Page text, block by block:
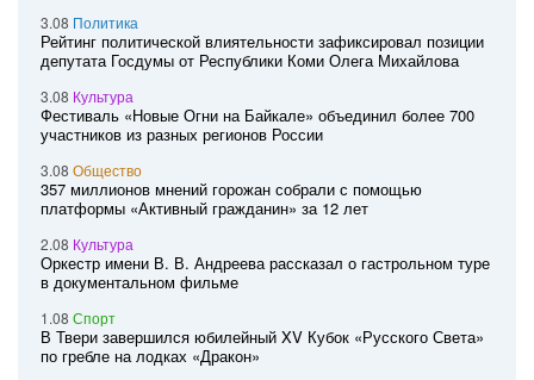
3.08 Политика
Рейтинг политической влиятельности зафиксировал позиции
депутата Госдумы от Республики Коми Олега Михайлова
3.08 Культура
Фестиваль «Новые Огни на Байкале» объединил более 700
участников из разных регионов России
3.08 Общество
357 миллионов мнений горожан собрали с помощью
платформы «Активный гражданин» за 12 лет
2.08 Культура
Оркестр имени В. В. Андреева рассказал о гастрольном туре
в документальном фильме
1.08 Спорт
В Твери завершился юбилейный XV Кубок «Русского Света»
по гребле на лодках «Дракон»